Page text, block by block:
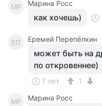
МР Марина Росс
как хочешь)
ЕП Еремей Перепёлкин
может быть на
по откровеннее)
7 лет 1
МР Марина Росс